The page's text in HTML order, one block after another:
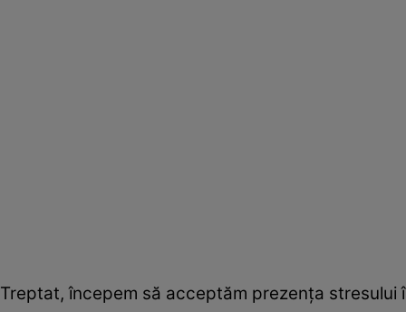
Treptat, începem să acceptăm prezenţa stresului